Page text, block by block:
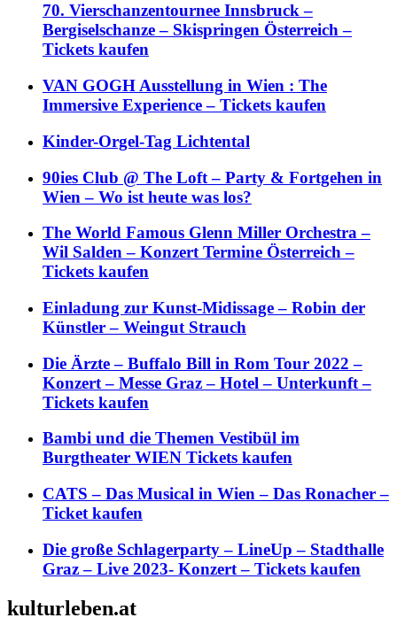
70. Vierschanzentournee Innsbruck –
Bergiselschanze – Skispringen Österreich –
Tickets kaufen
VAN GOGH Ausstellung in Wien : The
Immersive Experience – Tickets kaufen
Kinder-Orgel-Tag Lichtental
90ies Club @ The Loft – Party & Fortgehen in
Wien – Wo ist heute was los?
The World Famous Glenn Miller Orchestra –
Wil Salden – Konzert Termine Österreich –
Tickets kaufen
Einladung zur Kunst-Midissage – Robin der
Künstler – Weingut Strauch
Die Ärzte – Buffalo Bill in Rom Tour 2022 –
Konzert – Messe Graz – Hotel – Unterkunft –
Tickets kaufen
Bambi und die Themen Vestibül im
Burgtheater WIEN Tickets kaufen
CATS – Das Musical in Wien – Das Ronacher –
Ticket kaufen
Die große Schlagerparty – LineUp – Stadthalle
Graz – Live 2023- Konzert – Tickets kaufen
kulturleben.at